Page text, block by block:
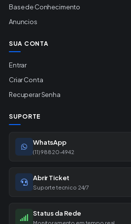
Base de Conhecimento
Anuncios
SUA CONTA
Entrar
Criar Conta
Recuperar Senha
SUPORTE
WhatsApp
(11) 98820-4942
Abrir Ticket
Suporte tecnico 24/7
Status da Rede